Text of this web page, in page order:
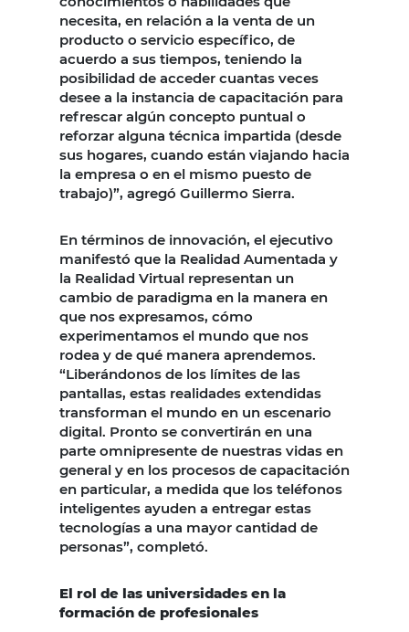
necesita, en relación a la venta de un
producto o servicio específico, de
acuerdo a sus tiempos, teniendo la
posibilidad de acceder cuantas veces
desee a la instancia de capacitación para
refrescar algún concepto puntual o
reforzar alguna técnica impartida (desde
sus hogares, cuando están viajando hacia
la empresa o en el mismo puesto de
trabajo)”, agregó Guillermo Sierra.
En términos de innovación, el ejecutivo
manifestó que la Realidad Aumentada y
la Realidad Virtual representan un
cambio de paradigma en la manera en
que nos expresamos, cómo
experimentamos el mundo que nos
rodea y de qué manera aprendemos.
“Liberándonos de los límites de las
pantallas, estas realidades extendidas
transforman el mundo en un escenario
digital. Pronto se convertirán en una
parte omnipresente de nuestras vidas en
general y en los procesos de capacitación
en particular, a medida que los teléfonos
inteligentes ayuden a entregar estas
tecnologías a una mayor cantidad de
personas”, completó.
El rol de las universidades en la
formación de profesionales